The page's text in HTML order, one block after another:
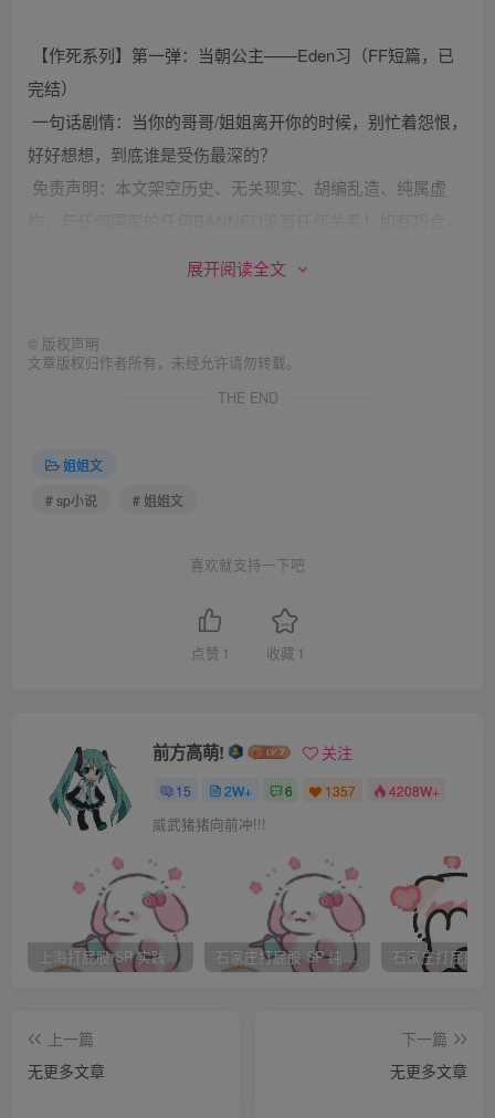
【作死系列】第一弹：当朝公主——Eden习（FF短篇，已
完结）
一句话剧情：当你的哥哥/姐姐离开你的时候，别忙着怨恨，
好好想想，到底谁是受伤最深的？
免责声明：本文架空历史、无关现实、胡编乱造、纯属虚
张小瓜嬉皮笑脸地坐起来，当着姐姐大学室友、圈内名主赵
茄子以及她妹妹赵贝茄的面挨批评有点不好意思，毕竟赵贝
瓜早就把这些小不愉快抛到了脑后，开始和赵贝茄推杯置
盏，说说笑笑，根本不理两个姐姐了。眼看大桶美年达转眼
就只剩了不到一半，俩人一边乐呵一边打嗝。赵茄子看妹妹
夹了一些，就继续和张金瓜叙旧。
“咦，没有喝的了。”赵贝茄讲义气地把最后一点饮料倒给了
张小瓜。
点果汁吧。”
“遵命！姐姐大人！”小瓜开心地跑走了。
展开阅读全文
© 版权声明
文章版权归作者所有，未经允许请勿转载。
THE END
姐姐文
# sp小说
# 姐姐文
喜欢就支持一下吧
点赞 1 收藏 1
前方高萌! 关注
15 2W+ 6 1357 4208W+
威武猪猪向前冲!!!
上海打屁股 SP 实践 石家庄打屁股 SP 纯实践
上一篇
无更多文章
下一篇
无更多文章